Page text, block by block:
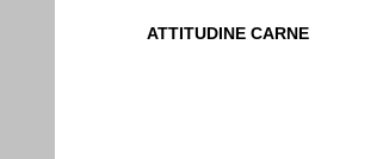
ATTITUDINE CARNE